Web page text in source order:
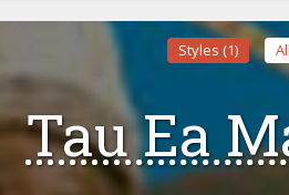
Styles (1)
Tau Ea